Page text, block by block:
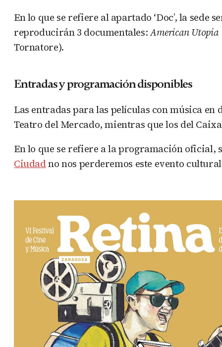
En lo que se refiere al apartado ‘Doc’, la
reproducirán 3 documentales:American Utopia
Tornatore).
Entradas y programación disponibles
Las entradas para las películas con música
Teatro del Mercado, mientras que los del
En lo que se refiere a la programación oficial,
Ciudadno nos perderemos este evento